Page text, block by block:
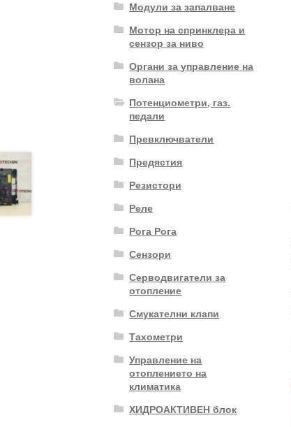
Модули за запалване
Мотор на спринклера и
сензор за ниво
Органи за управление на
волана
Потенциометри, газ.
педали
Превключватели
Предястия
Резистори
Реле
Рога Рога
Сензори
Серводвигатели за
отопление
Смукателни клапи
Тахометри
Управление на
отоплението на
климатика
ХИДРОАКТИВЕН блок